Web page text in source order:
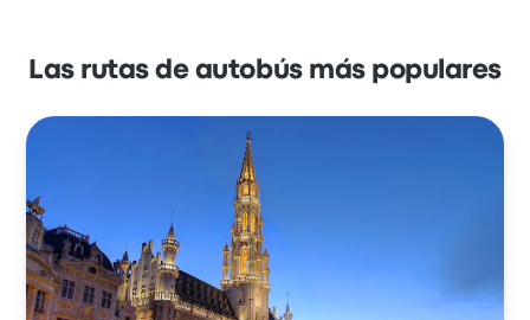
Las rutas de autobús más populares